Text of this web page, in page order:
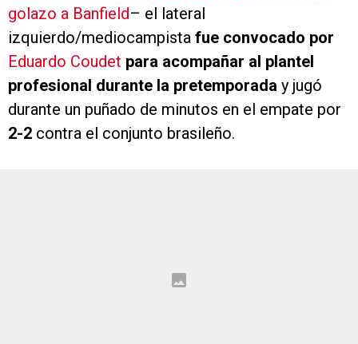
golazo a Banfield– el lateral
izquierdo/mediocampista fue convocado por
Eduardo Coudet para acompañar al plantel
profesional durante la pretemporada y jugó
durante un puñado de minutos en el empate por
2-2 contra el conjunto brasileño.